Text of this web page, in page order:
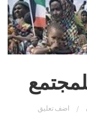
اضف تعليق